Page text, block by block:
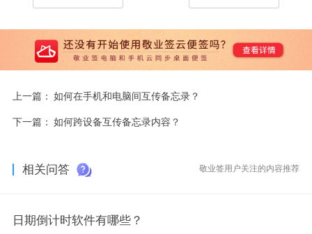
上一篇： 如何在手机和电脑间互传备忘录？
下一篇： 如何跨设备互传备忘录内容？
相关问答 敬业签用户关注的内容推荐
日期倒计时软件有哪些？